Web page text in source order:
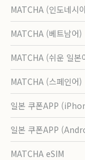
MATCHA (인도네시
MATCHA (베트남어)
MATCHA (쉬운 일본
MATCHA (스페인어)
일본 쿠폰APP
일본 쿠폰APP
MATCHA eSIM